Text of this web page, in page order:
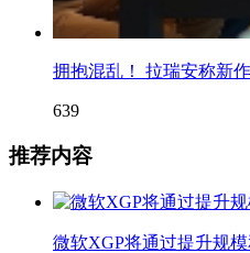
拥抱混乱！ 拉瑞安称新
639
推荐内容
微软XGP将通过提升规